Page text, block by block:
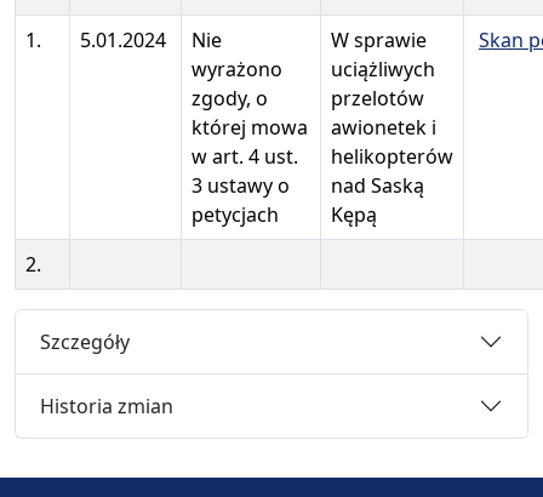
1. 5.01.2024
Nie
wyrażono
zgody, o
której mowa
w art. 4 ust.
3 ustawy o
petycjach
W sprawie
uciążliwych
przelotów
awionetek i
helikopterów
nad Saską
Kępą
Skan
2.
Szczegóły
Historia zmian